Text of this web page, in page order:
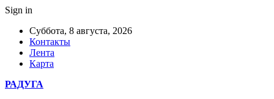
Sign in
Суббота, 8 августа, 2026
Контакты
Лента
Карта
РАДУГА